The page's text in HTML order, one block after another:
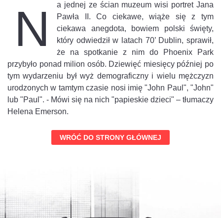
N
a jednej ze ścian muzeum wisi portret Jana
Pawła II. Co ciekawe, wiąże się z tym
ciekawa anegdota, bowiem polski święty,
który odwiedził w latach 70’ Dublin, sprawił,
że na spotkanie z nim do Phoenix Park
przybyło ponad milion osób. Dziewięć miesięcy później po
tym wydarzeniu był wyż demograficzny i wielu mężczyzn
urodzonych w tamtym czasie nosi imię "John Paul", "John"
lub "Paul". - Mówi się na nich "papieskie dzieci" – tłumaczy
Helena Emerson.
WRÓĆ DO STRONY GŁÓWNEJ